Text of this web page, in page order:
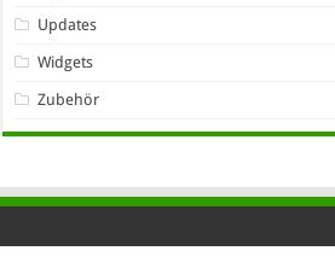
Updates
Widgets
Zubehör